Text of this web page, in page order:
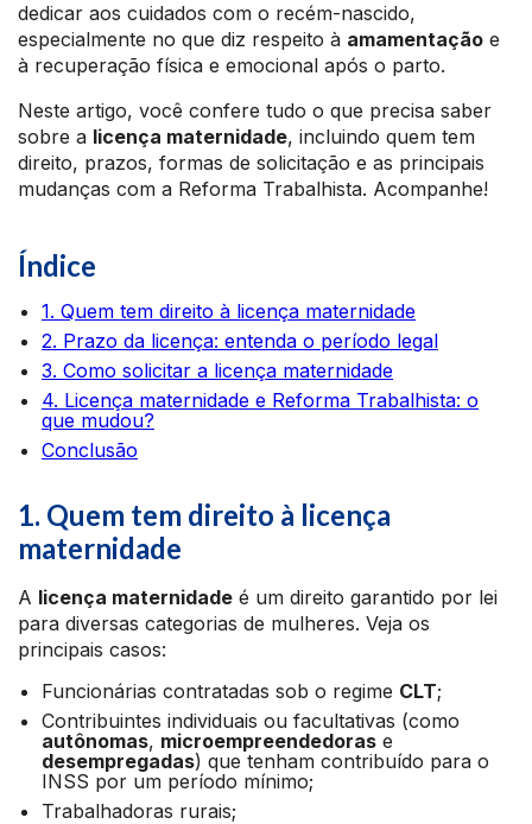
dedicar aos cuidados com o recém-nascido,
especialmente no que diz respeito à amamentação e
à recuperação física e emocional após o parto.
Neste artigo, você confere tudo o que precisa saber
sobre a licença maternidade, incluindo quem tem
direito, prazos, formas de solicitação e as principais
mudanças com a Reforma Trabalhista. Acompanhe!
Índice
1. Quem tem direito à licença maternidade
2. Prazo da licença: entenda o período legal
3. Como solicitar a licença maternidade
4. Licença maternidade e Reforma Trabalhista: o
que mudou?
Conclusão
1. Quem tem direito à licença
maternidade
A licença maternidade é um direito garantido por lei
para diversas categorias de mulheres. Veja os
principais casos:
Funcionárias contratadas sob o regime CLT;
Contribuintes individuais ou facultativas (como
autônomas, microempreendedoras e
desempregadas) que tenham contribuído para o
INSS por um período mínimo;
Trabalhadoras rurais;